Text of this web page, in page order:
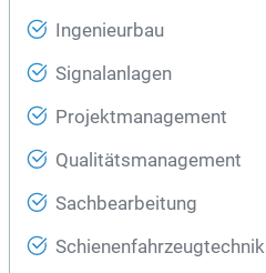
Ingenieurbau
Signalanlagen
Projektmanagement
Qualitätsmanagement
Sachbearbeitung
Schienenfahrzeugtechnik